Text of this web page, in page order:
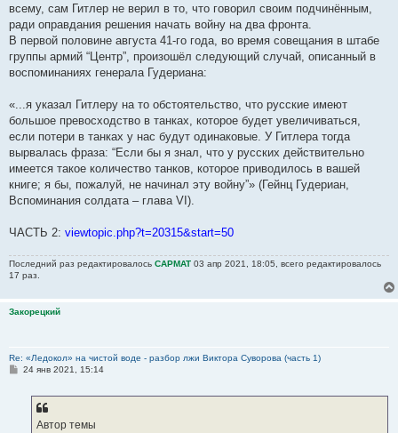
всему, сам Гитлер не верил в то, что говорил своим подчинённым,
ради оправдания решения начать войну на два фронта.
В первой половине августа 41-го года, во время совещания в штабе
группы армий “Центр”, произошёл следующий случай, описанный в
воспоминаниях генерала Гудериана:
«...я указал Гитлеру на то обстоятельство, что русские имеют
большое превосходство в танках, которое будет увеличиваться,
если потери в танках у нас будут одинаковые. У Гитлера тогда
вырвалась фраза: “Если бы я знал, что у русских действительно
имеется такое количество танков, которое приводилось в вашей
книге; я бы, пожалуй, не начинал эту войну”» (Гейнц Гудериан,
Вспоминания солдата – глава VI).
ЧАСТЬ 2: viewtopic.php?t=20315&start=50
Последний раз редактировалось CAPMAT 03 апр 2021, 18:05, всего редактировалось
17 раз.
Закорецкий
Re: «Ледокол» на чистой воде - разбор лжи Виктора Суворова (часть 1)
С24 янв 2021, 15:14
Автор темы